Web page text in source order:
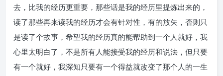
去，比我的经历更重要，那些话是我的经历里提炼出来的，
读了那些再来读我的经历才会有针对性，有的放矢，否则只
是读了个故事，希望我的经历真的能帮助到一个人就好，我
心里太明白了，不是所有人能接受我的经历和说法，但只要
有一个就好，我深知只要有一个得益就改变了那个人的一生